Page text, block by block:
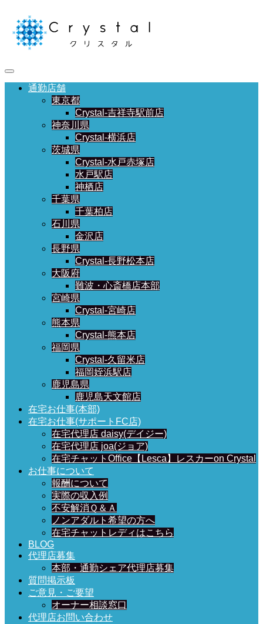
通勤店舗
東京都
Crystal-吉祥寺駅前店
神奈川県
Crystal-横浜店
茨城県
Crystal-水戸赤塚店
水戸駅店
神栖店
千葉県
千葉柏店
石川県
金沢店
長野県
Crystal-長野松本店
大阪府
難波・心斎橋店本部
宮崎県
Crystal-宮崎店
熊本県
Crystal-熊本店
福岡県
Crystal-久留米店
福岡姪浜駅店
鹿児島県
鹿児島天文館店
在宅お仕事(本部)
在宅お仕事(サポートFC店)
在宅代理店 daisy(デイジー)
在宅代理店 joa(ジョア)
在宅チャットOffice【Lesca】レスカーon Crystal
お仕事について
報酬について
実際の収入例
不安解消Ｑ＆Ａ
ノンアダルト希望の方へ
在宅チャットレディはこちら
BLOG
代理店募集
本部・通勤シェア代理店募集
質問掲示板
ご意見・ご要望
オーナー相談窓口
代理店お問い合わせ